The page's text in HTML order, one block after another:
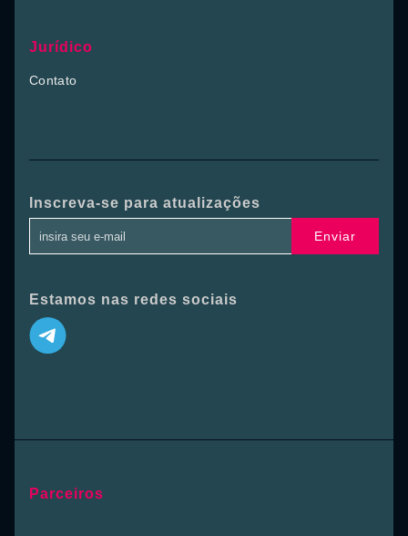
Jurídico
Contato
Inscreva-se para atualizações
Enviar
Estamos nas redes sociais
Parceiros